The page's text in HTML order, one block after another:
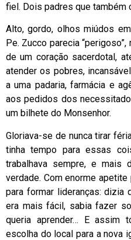
fiel. Dois padres que
Alto, gordo, olhos miúdos
Pe. Zucco parecia
de um coração sacerdotal,
atender os pobres,
a uma padaria, farmácia e
aos pedidos dos
um bilhete do Monsenhor.
Gloriava-se de nunca tirar
tinha tempo para essas
trabalhava sempre, e
verdade. Com enorme
para formar lideranças: dizia
era mais fácil, sabia fazer
queria aprender… E assim
escolha do local para a nova